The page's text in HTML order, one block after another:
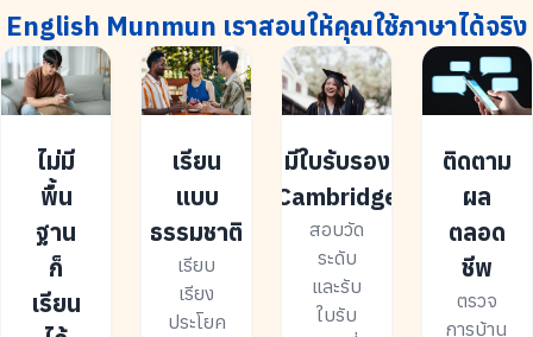
English Munmun เราสอนให้คุณใช้ภาษาได้จริง
ไม่มี
พื้น
ฐาน
ก็
เรียน
เรียน
แบบ
ธรรมชาติ
เรียบ
เรียง
ประโยค
มีใบรับรอง
Cambridge
สอบวัด
ระดับ
และรับ
ใบรับ
ติดตาม
ผล
ตลอด
ชีพ
ตรวจ
การบ้าน